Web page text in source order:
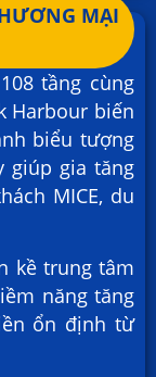
MẠI
tầng cùng
Harbour biến
biểu tượng
giúp gia tăng
MICE, du
kề trung tâm
năng tăng
ổn định từ